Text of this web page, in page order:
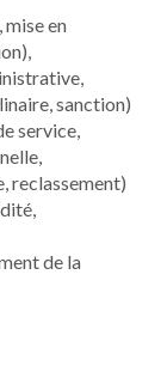
en
sanction)
service,
reclassement)
de la